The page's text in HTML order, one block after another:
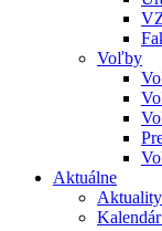
Voľby
Aktuálne
Aktuality